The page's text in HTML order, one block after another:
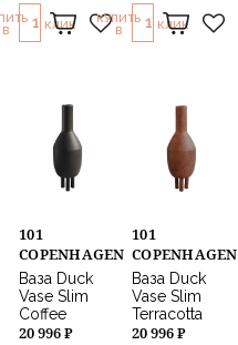
В
1 КЛИК
КУПИТЬ
В
1 КЛИК
101
COPENHAGEN
Ваза Duck
Vase Slim
Coffee
20 996 ₽
101
COPENHAGEN
Ваза Duck
Vase Slim
Terracotta
20 996 ₽